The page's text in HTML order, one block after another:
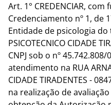
Art. 1° CREDENCIAR,
Credenciamento nº 1, de
Entidade de psicologia
PSICOTECNICO CIDADE
CNPJ sob o nº45.742.808/
atendimento na RUA
CIDADE TIRADENTES -
na realização de